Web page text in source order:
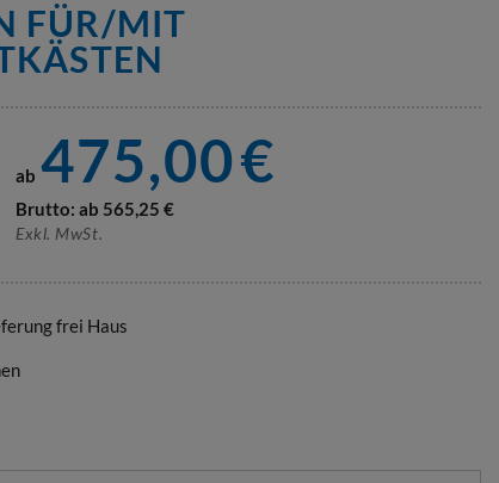
FÜR/MIT
ab 475,00€
Brutto: ab 565,25 €
Exkl. MwSt.
frei Haus